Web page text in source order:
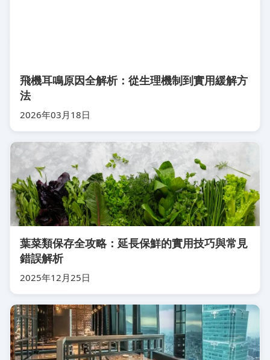
飛機耳鳴原因全解析：從生理機制到實用緩解方
法
2026年03月18日
葉菜類保存全攻略：延長保鮮的實用技巧與常見
錯誤解析
2025年12月25日